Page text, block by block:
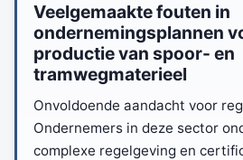
Veelgemaakte fouten in
ondernemingsplannen
productie van spoor- en
tramwegmaterieel
Onvoldoende aandacht voor
Ondernemers in deze sector
complexe regelgeving en